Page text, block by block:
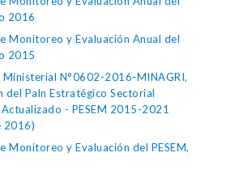
2016
Monitoreo y Evaluación Anual del
2015
Ministerial N°0602-2016-MINAGRI,
del Paln Estratégico Sectorial
- PESEM 2015-2021
2016)
Monitoreo y Evaluación del PESEM,